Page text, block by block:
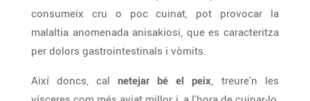
consumeix cru o poc cuinat, pot provocar la
malaltia anomenada anisakiosi, que es caracteritza
per dolors gastrointestinals i vòmits.
Així doncs, cal netejar bé el peix, treure'n les